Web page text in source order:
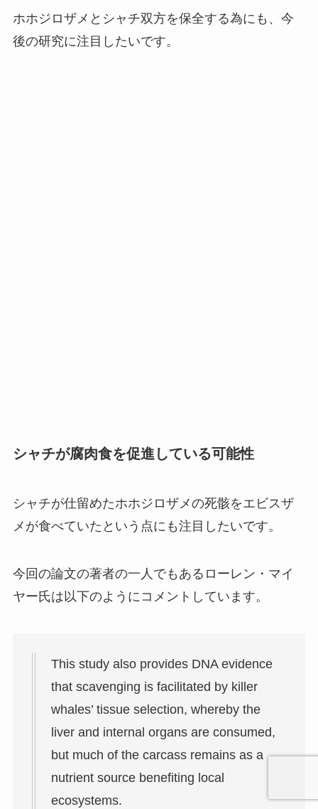
ホホジロザメとシャチ双方を保全する為にも、今
後の研究に注目したいです。
シャチが腐肉食を促進している可能性
シャチが仕留めたホホジロザメの死骸をエビスザ
メが食べていたという点にも注目したいです。
今回の論文の著者の一人でもあるローレン・マイ
ヤー氏は以下のようにコメントしています。
This study also provides DNA evidence
that scavenging is facilitated by killer
whales’ tissue selection, whereby the
liver and internal organs are consumed,
but much of the carcass remains as a
nutrient source benefiting local
ecosystems.